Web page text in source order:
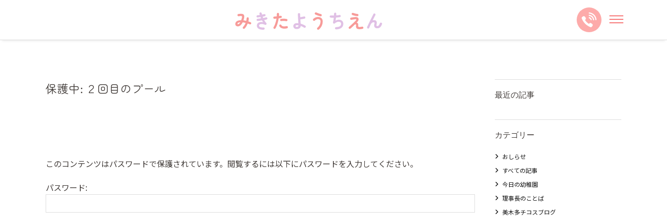
保護中: ２回目のプール
このコンテンツはパスワードで保護されています。閲覧するには以下にパスワードを入力してください。
パスワード:
最近の記事
カテゴリー
おしらせ
すべての記事
今日の幼稚園
理事長のことば
美木多チコスブログ